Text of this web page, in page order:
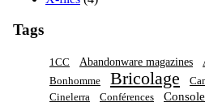
Tags
1CC Abandonware magazines
Bonhomme
Bricolage
Cinelerra
Conférences Console